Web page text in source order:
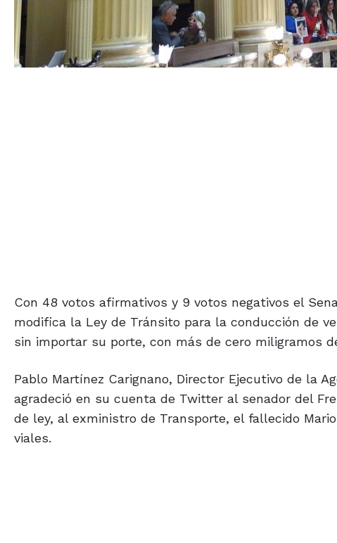
Con 48 votos afirmativos y 9 votos negativos el
modifica la Ley de Tránsito para la conducción de
sin importar su porte, con más de cero miligramos
Pablo Martínez Carignano, Director Ejecutivo de la
agradeció en su cuenta de Twitter al senador del
de ley, al exministro de Transporte, el fallecido
viales.